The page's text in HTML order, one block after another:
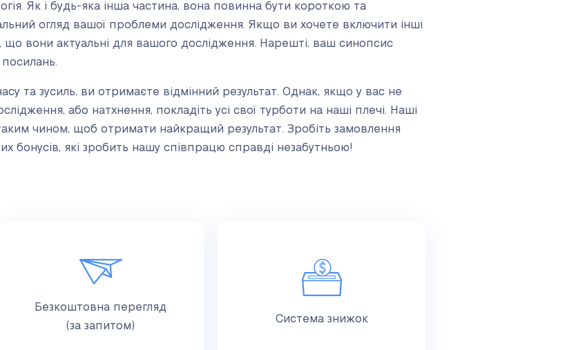
Як і будь-яка інша частина, вона повинна бути короткою та
огляд вашої проблеми дослідження. Якщо ви хочете включити інші
вони актуальні для вашого дослідження. Нарешті, ваш синопсис
та зусиль, ви отримаєте відмінний результат. Однак, якщо у вас не
або натхнення, покладіть усі свої турботи на наші плечі. Наші
чином, щоб отримати найкращий результат. Зробіть замовлення
бонусів, які зробить нашу співпрацю справді незабутньою!
Безкоштовна перегляд
(за запитом)
Система знижок